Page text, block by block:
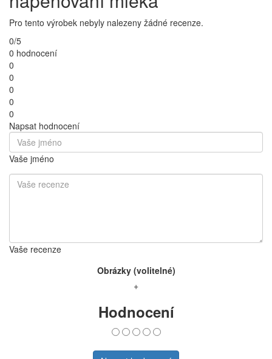
Pro tento výrobek nebyly nalezeny žádné recenze.
0/5
0 hodnocení
0
0
0
0
0
Napsat hodnocení
Vaše jméno
Vaše recenze
Obrázky (volitelné)
+
Hodnocení